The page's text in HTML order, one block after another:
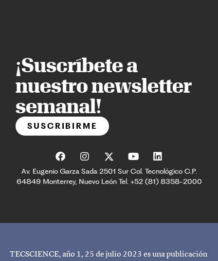
¡Suscríbete a
nuestro newsletter
semanal!
SUSCRIBIRME
Av. Eugenio Garza Sada 2501 Sur Col. Tecnológico C.P.
64849 Monterrey, Nuevo León Tel. +52 (81) 8358-2000
TECSCIENCE, año 1, 25 de julio 2023 es una publicación